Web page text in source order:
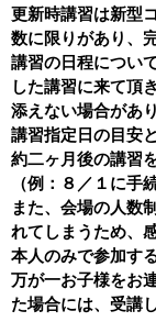
更新時講習は新型
数に限りがあり、
講習の日程につい
した講習に来て頂
添えない場合があ
講習指定日の目安
約二ヶ月後の講習
（例：８／１に手
また、会場の人数
れてしまうため、
本人のみで参加す
万が一お子様をお
た場合には、受講